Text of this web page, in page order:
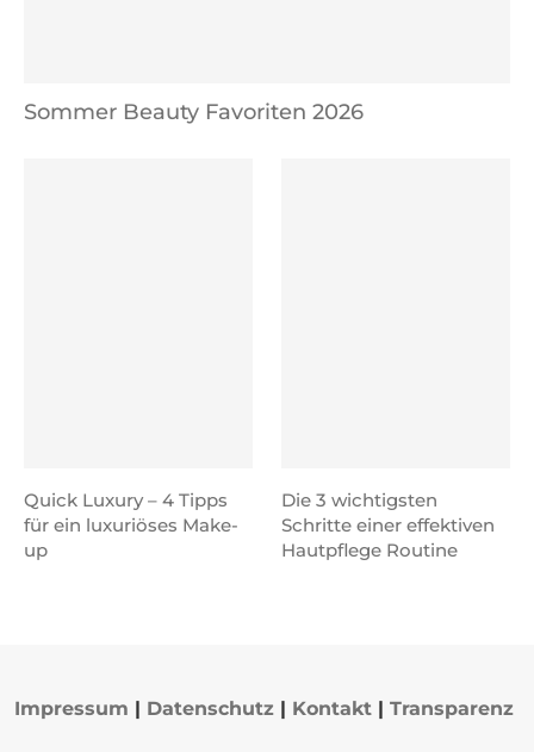
Sommer Beauty Favoriten 2026
Quick Luxury – 4 Tipps
für ein luxuriöses Make-
up
Die 3 wichtigsten
Schritte einer effektiven
Hautpflege Routine
Impressum | Datenschutz | Kontakt | Transparenz